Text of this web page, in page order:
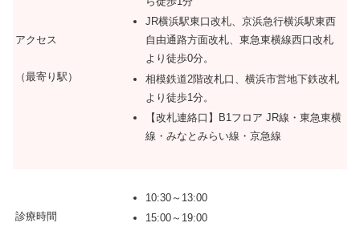
アクセス
（最寄り駅）
JR横浜駅東口改札、京浜急行横浜駅東西
自由通路方面改札、東急東横線西口改札
より徒歩0分。
相模鉄道2階改札口、横浜市営地下鉄改札
より徒歩1分。
【改札連絡口】B1フロア JR線・東急東横
線・みなとみらい線・京急線
診療時間
10:30～13:00
15:00～19:00